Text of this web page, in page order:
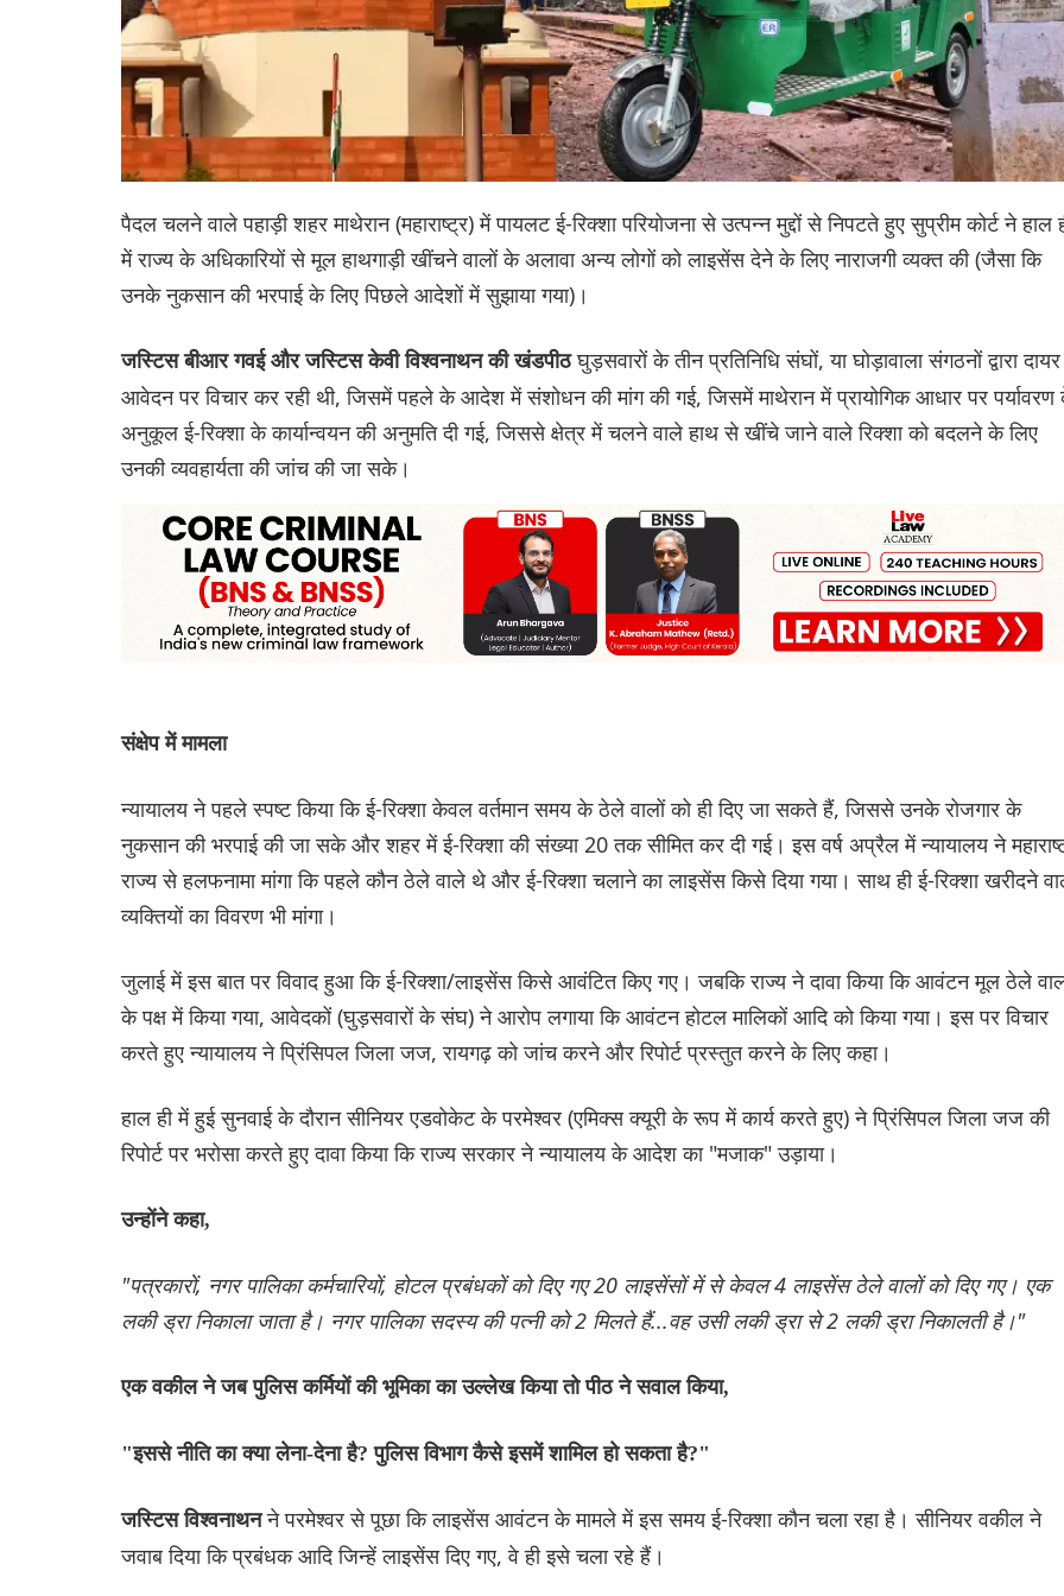
पैदल चलने वाले पहाड़ी शहर माथेरान (महाराष्ट्र) में पायलट ई-रिक्शा परियोजना से उत्पन्न मुद्दों से निपटते हुए सुप्रीम कोर्ट ने हाल
में राज्य के अधिकारियों से मूल हाथगाड़ी खींचने वालों के अलावा अन्य लोगों को लाइसेंस देने के लिए नाराजगी व्यक्त की (जैसा कि
उनके नुकसान की भरपाई के लिए पिछले आदेशों में सुझाया गया)।
जस्टिस बीआर गवई और जस्टिस केवी विश्वनाथन की खंडपीठघुड़सवारों के तीन प्रतिनिधि संघों, या घोड़ावाला संगठनों द्वारा दायर
आवेदन पर विचार कर रही थी, जिसमें पहले के आदेश में संशोधन की मांग की गई, जिसमें माथेरान में प्रायोगिक आधार पर
अनुकूल ई-रिक्शा के कार्यान्वयन की अनुमति दी गई, जिससे क्षेत्र में चलने वाले हाथ से खींचे जाने वाले रिक्शा को बदलने के लिए
उनकी व्यवहार्यता की जांच की जा सके।
संक्षेप में मामला
न्यायालय ने पहले स्पष्ट किया कि ई-रिक्शा केवल वर्तमान समय के ठेले वालों को ही दिए जा सकते हैं, जिससे उनके रोजगार के
नुकसान की भरपाई की जा सके और शहर में ई-रिक्शा की संख्या 20 तक सीमित कर दी गई। इस वर्ष अप्रैल में न्यायालय ने
राज्य से हलफनामा मांगा कि पहले कौन ठेले वाले थे और ई-रिक्शा चलाने का लाइसेंस किसे दिया गया। साथ ही ई-रिक्शा खरीदने
व्यक्तियों का विवरण भी मांगा।
जुलाई में इस बात पर विवाद हुआ कि ई-रिक्शा/लाइसेंस किसे आवंटित किए गए। जबकि राज्य ने दावा किया कि आवंटन मूल ठेले
के पक्ष में किया गया, आवेदकों (घुड़सवारों के संघ) ने आरोप लगाया कि आवंटन होटल मालिकों आदि को किया गया। इस पर विचार
करते हुए न्यायालय ने प्रिंसिपल जिला जज, रायगढ़ को जांच करने और रिपोर्ट प्रस्तुत करने के लिए कहा।
हाल ही में हुई सुनवाई के दौरान सीनियर एडवोकेट के परमेश्वर (एमिक्स क्यूरी के रूप में कार्य करते हुए) ने प्रिंसिपल जिला जज की
रिपोर्ट पर भरोसा करते हुए दावा किया कि राज्य सरकार ने न्यायालय के आदेश का "मजाक" उड़ाया।
उन्होंने कहा,
"पत्रकारों, नगर पालिका कर्मचारियों, होटल प्रबंधकों को दिए गए 20 लाइसेंसों में से केवल 4 लाइसेंस ठेले वालों को दिए गए। एक
लकी ड्रा निकाला जाता है। नगर पालिका सदस्य की पत्नी को 2 मिलते हैं...वह उसी लकी ड्रा से 2 लकी ड्रा निकालती है।"
एक वकील ने जब पुलिस कर्मियों की भूमिका का उल्लेख किया तो पीठ ने सवाल किया,
"इससे नीति का क्या लेना-देना है? पुलिस विभाग कैसे इसमें शामिल हो सकता है?"
जस्टिस विश्वनाथनने परमेश्वर से पूछा कि लाइसेंस आवंटन के मामले में इस समय ई-रिक्शा कौन चला रहा है। सीनियर वकील ने
जवाब दिया कि प्रबंधक आदि जिन्हें लाइसेंस दिए गए, वे ही इसे चला रहे हैं।